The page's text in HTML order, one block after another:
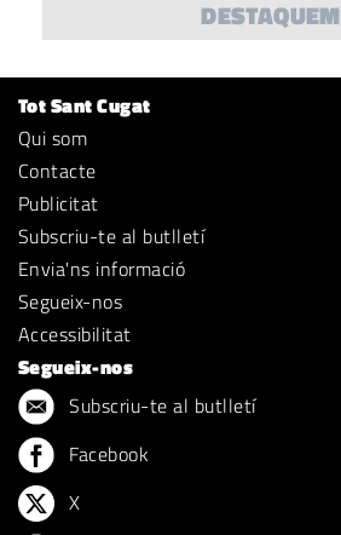
DESTAQUEM
Tot Sant Cugat
Qui som
Contacte
Publicitat
Subscriu-te al butlletí
Envia'ns informació
Segueix-nos
Accessibilitat
Segueix-nos
Subscriu-te al butlletí
Facebook
X